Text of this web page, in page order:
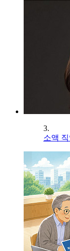
3.
소액